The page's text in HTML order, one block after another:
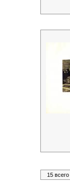
15 всего